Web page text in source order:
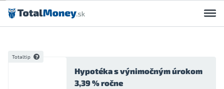
Preskočiť na obsah
Totaltip
Hypotéka s výnimočným úrokom
3,39 % ročne